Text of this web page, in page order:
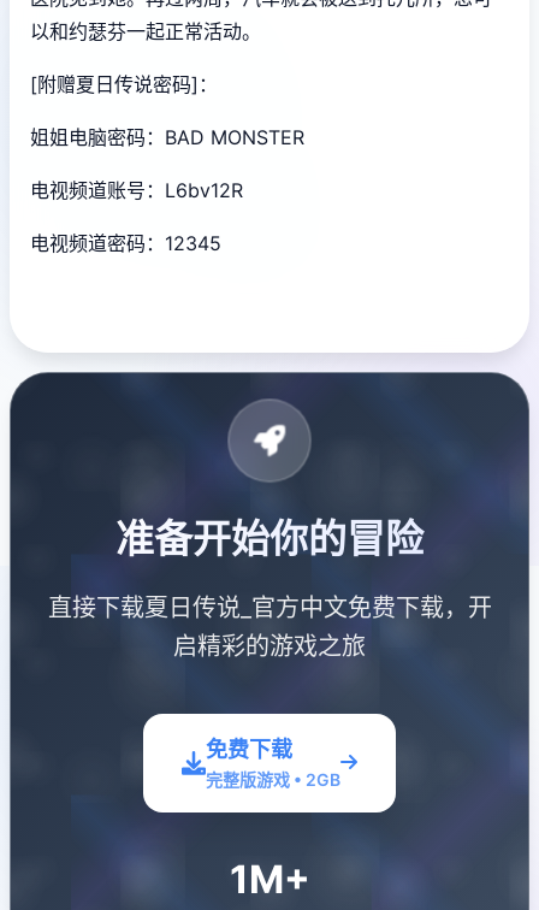
以和约瑟芬一起正常活动。
[附赠夏日传说密码]：
姐姐电脑密码：BAD MONSTER
电视频道账号：L6bv12R
电视频道密码：12345
准备开始你的冒险
直接下载夏日传说_官方中文免费下载，开
启精彩的游戏之旅
免费下载
完整版游戏 • 2GB
1M+